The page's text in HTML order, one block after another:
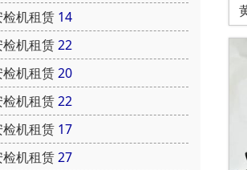
机租赁 14
机租赁22
机租赁20
机租赁22
机租赁 17
机租赁27